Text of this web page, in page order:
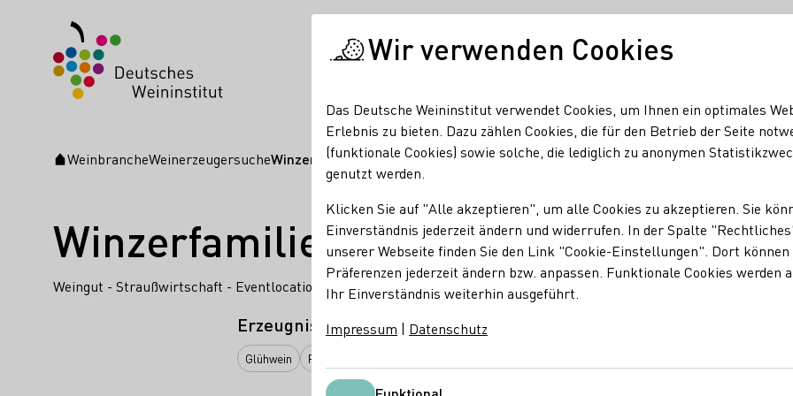
Startseite
WeinbrancheWeinerzeugersucheWinzerfamilie Peter-Dhom
Winzerfamilie Peter-Dhom
Weingut - Straußwirtschaft - Eventlocation
Erzeugnisse
Glühwein Perlwein / Secco
Wir verwenden Cookies
Das Deutsche Weininstitut verwendet Cookies, um Ihnen ein optimales
Erlebnis zu bieten. Dazu zählen Cookies, die für den Betrieb der Seite
(funktionale Cookies) sowie solche, die lediglich zu anonymen
genutzt werden.
Klicken Sie auf "Alle akzeptieren", um alle Cookies zu akzeptieren. Sie
Einverständnis jederzeit ändern und widerrufen. In der Spalte
unserer Webseite finden Sie den Link "Cookie-Einstellungen". Dort können
Präferenzen jederzeit ändern bzw. anpassen. Funktionale Cookies werden
Ihr Einverständnis weiterhin ausgeführt.
Impressum | Datenschutz